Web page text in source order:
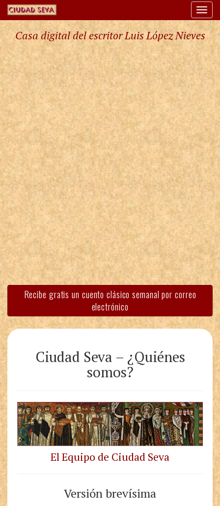
Casa digital del escritor Luis López Nieves
Recibe gratis un cuento clásico semanal por correo
electrónico
Ciudad Seva – ¿Quiénes
somos?
El Equipo de Ciudad Seva
Versión brevísima